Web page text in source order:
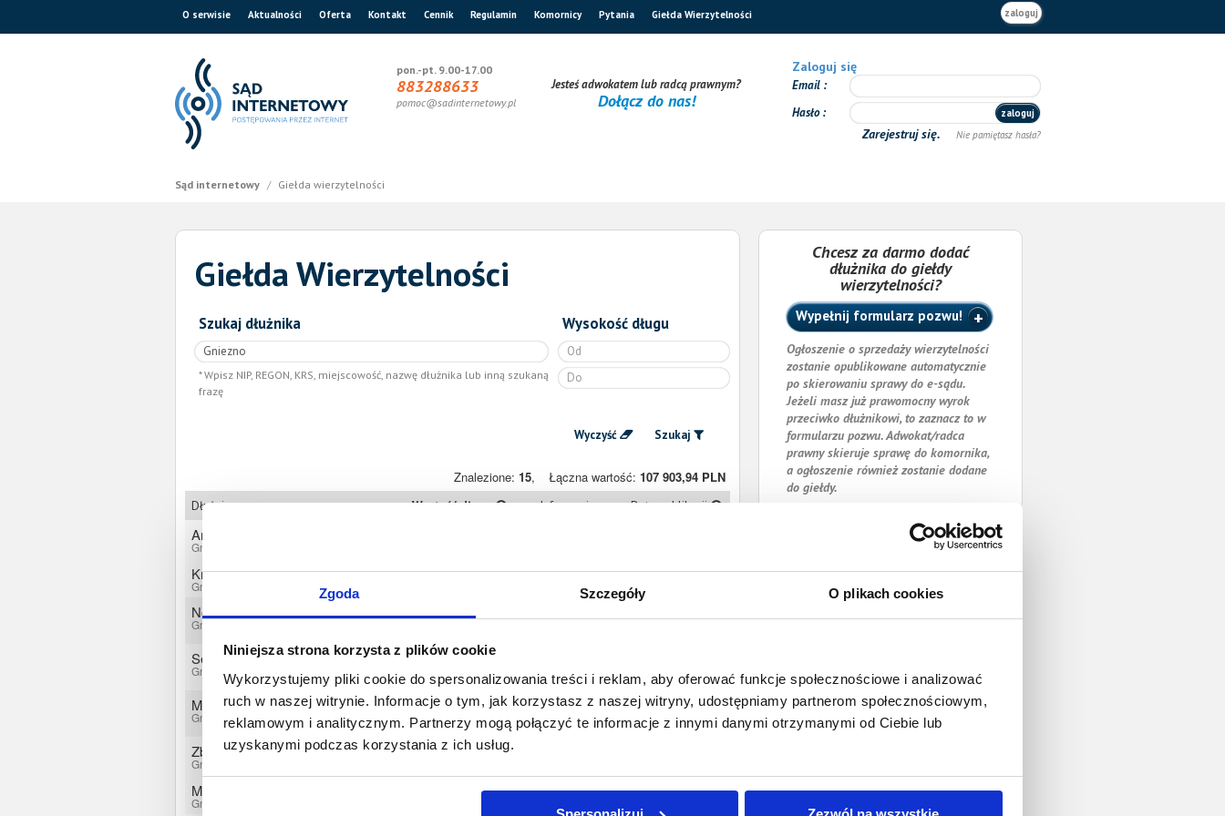
Zgoda Szczegóły O plikach cookies
Niniejsza strona korzysta z plików cookie
Wykorzystujemy pliki cookie do spersonalizowania treści i reklam, aby oferować funkcje społecznościowe i analizować
ruch w naszej witrynie. Informacje o tym, jak korzystasz z naszej witryny, udostępniamy partnerom społecznościowym,
reklamowym i analitycznym. Partnerzy mogą połączyć te informacje z innymi danymi otrzymanymi od Ciebie lub
uzyskanymi podczas korzystania z ich usług.
O serwisie Aktualności Oferta Kontakt Cennik Regulamin Komornicy Pytania Giełda Wierzytelności zaloguj
pon.-pt. 9.00-17.00
883288633
pomoc@sadinternetowy.pl
Jesteś adwokatem lub radcą prawnym?
Dołącz do nas!
Zaloguj się
Email
Hasło
zaloguj
Zarejestruj się. Nie pamiętasz hasła?
Sąd internetowy / Giełda wierzytelności
Giełda Wierzytelności
Szukaj dłużnika
Wpisz NIP, REGON, KRS, miejscowość, nazwę dłużnika lub inną szukaną
frazę
Wysokość długu
Wyczyść Szukaj
Znalezione: 15, Łączna wartość: 107 903,94 PLN
Dłużnicy Wartość długu Informacje Data publikacji
Anna Wolniewicz
Gniezno, Wielkopolskie
Krzysztof Wolniewicz
Gniezno, Wielkopolskie
Norbert Jachowicz
Gniezno, Wielkopolskie
390,00 PLN
Sebastian Maćkowiak
Gniezno, Wielkopolskie
9 231,82 PLN
nakaz zapłaty
Marek Trudziński
Gniezno, Wielkopolskie
9 119,73 PLN
Prawomocny
nakaz zapłaty
9 lipca 2016
Zbigniew Skweres
Gniezno, Wielkopolskie
Maria Małgorzata Skweres
Gniezno, Wielkopolskie
5 478,27 PLN
Chcesz za darmo dodać
dłużnika do giełdy
wierzytelności?
Wypełnij formularz pozwu!
Ogłoszenie o sprzedaży wierzytelności
zostanie opublikowane automatycznie
po skierowaniu sprawy do e-sądu.
Jeżeli masz już prawomocny wyrok
przeciwko dłużnikowi, to zaznacz to w
formularzu pozwu. Adwokat/radca
prawny skieruje sprawę do komornika,
a ogłoszenie również zostanie dodane
do giełdy.